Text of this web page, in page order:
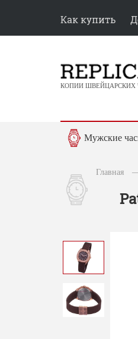
Как купить
КОПИИ ШВЕЙЦАРСКИХ
Мужские
Главная